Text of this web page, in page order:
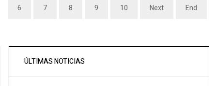
6 7 8 9 10 Next End
ÚLTIMAS NOTICIAS